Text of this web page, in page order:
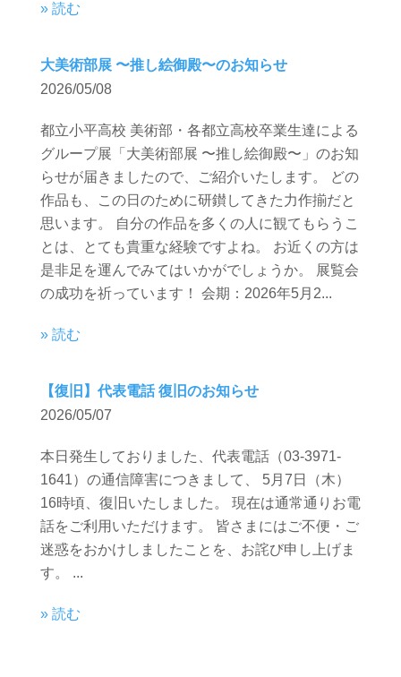
» 読む
大美術部展 〜推し絵御殿〜のお知らせ
2026/05/08
都立小平高校 美術部・各都立高校卒業生達による
グループ展「大美術部展 〜推し絵御殿〜」のお知
らせが届きましたので、ご紹介いたします。 どの
作品も、この日のために研鑚してきた力作揃だと
思います。 自分の作品を多くの人に観てもらうこ
とは、とても貴重な経験ですよね。 お近くの方は
是非足を運んでみてはいかがでしょうか。 展覧会
の成功を祈っています！ 会期：2026年5月2...
» 読む
【復旧】代表電話 復旧のお知らせ
2026/05/07
本日発生しておりました、代表電話（03-3971-
1641）の通信障害につきまして、 5月7日（木）
16時頃、復旧いたしました。 現在は通常通りお電
話をご利用いただけます。 皆さまにはご不便・ご
迷惑をおかけしましたことを、お詫び申し上げま
す。 ...
» 読む